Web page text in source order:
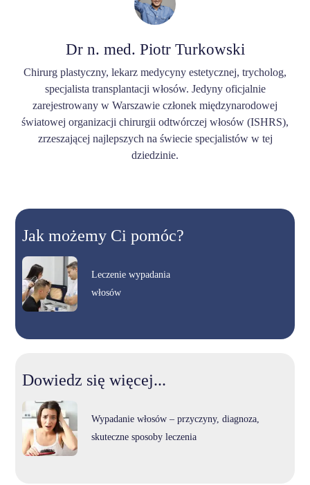
Dr n. med. Piotr Turkowski
Chirurg plastyczny, lekarz medycyny estetycznej, trycholog,
specjalista transplantacji włosów. Jedyny oficjalnie
zarejestrowany w Warszawie członek międzynarodowej
światowej organizacji chirurgii odtwórczej włosów (ISHRS),
zrzeszającej najlepszych na świecie specjalistów w tej
dziedzinie.
Jak możemy Ci pomóc?
Leczenie wypadania
włosów
Dowiedz się więcej...
Wypadanie włosów – przyczyny, diagnoza,
skuteczne sposoby leczenia